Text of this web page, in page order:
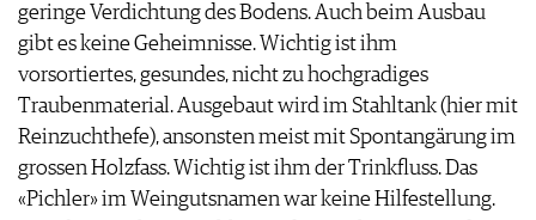
geringe Verdichtung des Bodens. Auch beim Ausbau
gibt es keine Geheimnisse. Wichtig ist ihm
vorsortiertes, gesundes, nicht zu hochgradiges
Traubenmaterial. Ausgebaut wird im Stahltank (hier mit
Reinzuchthefe), ansonsten meist mit Spontangärung im
grossen Holzfass. Wichtig ist ihm der Trinkfluss. Das
«Pichler» im Weingutsnamen war keine Hilfestellung.